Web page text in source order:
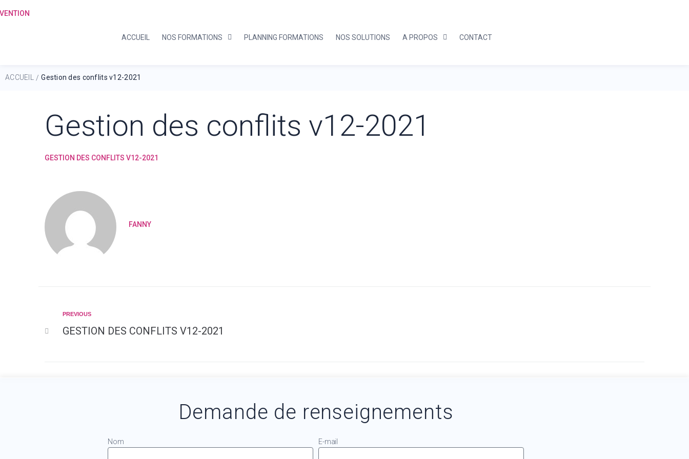
ACCUEIL NOS FORMATIONS PLANNING FORMATIONS NOS SOLUTIONS A PROPOS CONTACT
ACCUEIL / Gestion des conflits v12-2021
Gestion des conflits v12-2021
GESTION DES CONFLITS V12-2021
FANNY
PREVIOUS
GESTION DES CONFLITS V12-2021
Demande de renseignements
Nom E-mail